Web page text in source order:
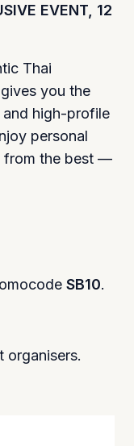
EVENT, 12
Thai
you the
and high-profile
personal
from the best —
SB10.
organisers.